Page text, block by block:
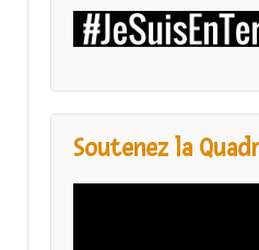
Soutenez la